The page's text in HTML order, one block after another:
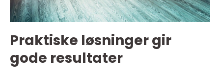
Praktiske løsninger gir
gode resultater